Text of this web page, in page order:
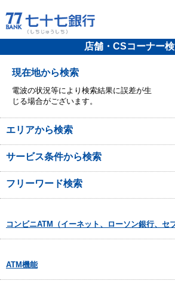
店舗・CSコーナー
現在地から検索
電波の状況等により検索結果に誤差が生
じる場合がございます。
エリアから検索
サービス条件から検索
フリーワード検索
コンビニATM（イーネット、ローソン銀行、セ
ATM機能